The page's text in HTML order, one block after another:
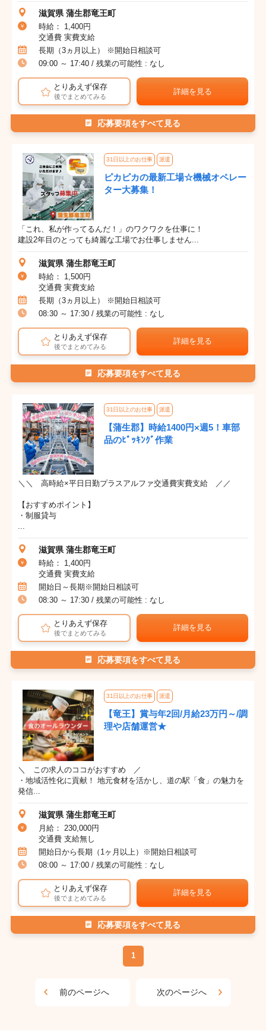
滋賀県 蒲生郡竜王町
時給： 1,400円
交通費 実費支給
長期（3ヵ月以上） ※開始日相談可
09:00 ～ 17:40 / 残業の可能性 : なし
とりあえず保存
後でまとめてみる
詳細を見る
応募要項をすべて見る
31日以上のお仕事 派遣
ピカピカの最新工場☆機械オペレー
ター大募集！
「これ、私が作ってるんだ！」のワクワクを仕事に！
建設2年目のとっても綺麗な工場でお仕事しません...
滋賀県 蒲生郡竜王町
時給： 1,500円
交通費 実費支給
長期（3ヵ月以上） ※開始日相談可
08:30 ～ 17:30 / 残業の可能性 : なし
とりあえず保存
後でまとめてみる
詳細を見る
応募要項をすべて見る
31日以上のお仕事 派遣
【蒲生郡】時給1400円×週5！車部
品のﾋﾟｯｷﾝｸﾞ作業
＼＼ 高時給×平日日勤プラスアルファ交通費実費支給 ／／
【おすすめポイント】
・制服貸与
滋賀県 蒲生郡竜王町
時給： 1,400円
交通費 実費支給
開始日～長期※開始日相談可
08:30 ～ 17:30 / 残業の可能性 : なし
とりあえず保存
後でまとめてみる
詳細を見る
応募要項をすべて見る
31日以上のお仕事 派遣
【竜王】賞与年2回/月給23万円～/調
理や店舗運営★
＼ この求人のココがおすすめ ／
・地域活性化に貢献！ 地元食材を活かし、道の駅「食」の魅力を
発信...
滋賀県 蒲生郡竜王町
月給： 230,000円
交通費 支給無し
開始日から長期（1ヶ月以上）※開始日相談可
08:00 ～ 17:00 / 残業の可能性 : なし
とりあえず保存
後でまとめてみる
詳細を見る
応募要項をすべて見る
1
前のページへ 次のページへ